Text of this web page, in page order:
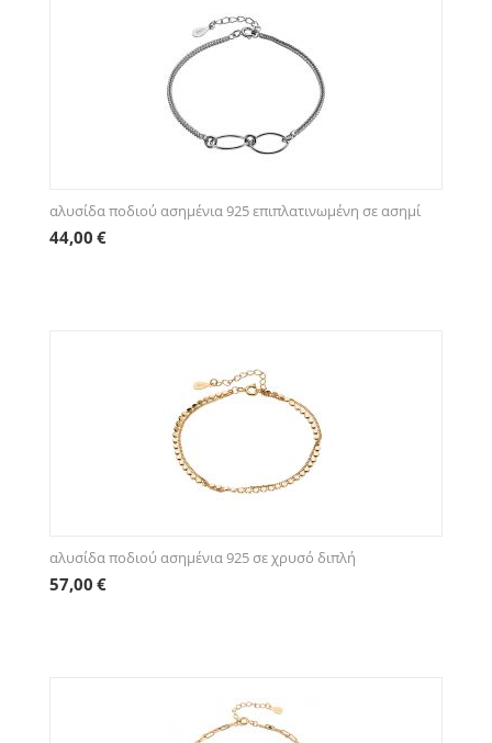
αλυσίδα ποδιού ασημένια 925 επιπλατινωμένη σε ασημί
44,00 €
αλυσίδα ποδιού ασημένια 925 σε χρυσό διπλή
57,00 €